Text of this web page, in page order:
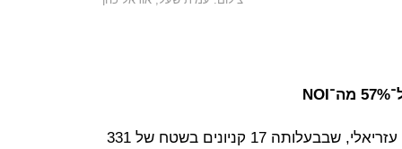
אם אמזון אכן תיכנס לישראל, קבוצת עזריאלי, שבבעלותה 17 קניונים בשטח של 331